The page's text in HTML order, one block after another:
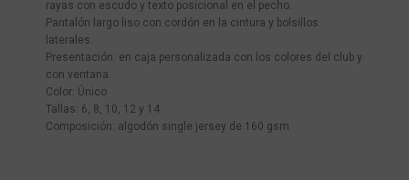
rayas con escudo y texto posicional en el pecho.
Pantalón largo liso con cordón en la cintura y bolsillos
laterales.
Presentación: en caja personalizada con los colores del club y
con ventana.
Color: Único
Tallas: 6, 8, 10, 12 y 14
Composición: algodón single jersey de 160 gsm